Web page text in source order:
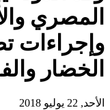
المصري
وإجراءات
الخضار
الأحد, 22 يوليو 2018